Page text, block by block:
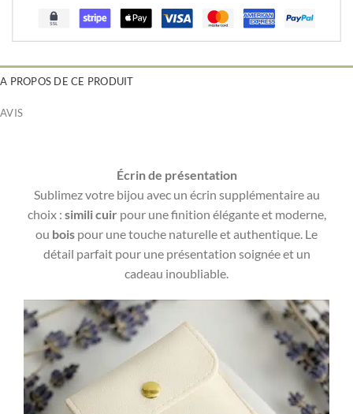
A PROPOS DE CE PRODUIT
AVIS
Écrin de présentation
Sublimez votre bijou avec un écrin supplémentaire au
choix : simili cuir pour une finition élégante et moderne,
ou bois pour une touche naturelle et authentique. Le
détail parfait pour une présentation soignée et un
cadeau inoubliable.